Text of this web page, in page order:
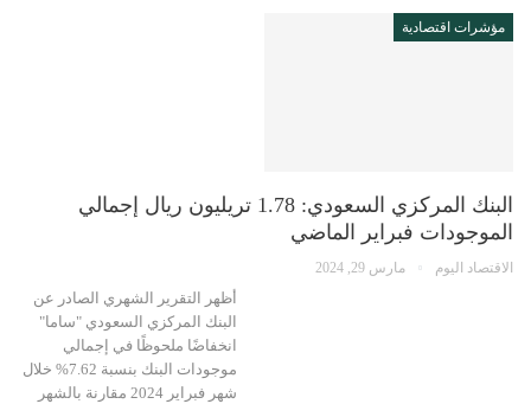
مؤشرات اقتصادية
البنك المركزي السعودي: 1.78 تريليون ريال إجمالي
الموجودات فبراير الماضي
الاقتصاد اليوم مارس 29, 2024
أظهر التقرير الشهري الصادر عن
البنك المركزي السعودي "ساما"
انخفاضًا ملحوظًا في إجمالي
موجودات البنك بنسبة 7.62% خلال
شهر فبراير 2024 مقارنة بالشهر